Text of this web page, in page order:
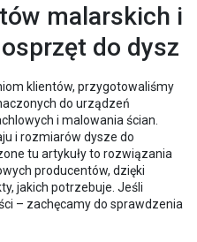
malarskich i
do dysz
klientów, przygotowaliśmy
do urządzeń
i malowania ścian.
i rozmiarów dysze do
tu artykuły to rozwiązania
producentów, dzięki
jakich potrzebuje. Jeśli
– zachęcamy do sprawdzenia